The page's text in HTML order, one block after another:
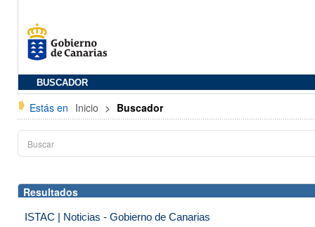
BUSCADOR
Estás en Inicio > Buscador
Resultados
ISTAC | Noticias - Gobierno de Canarias